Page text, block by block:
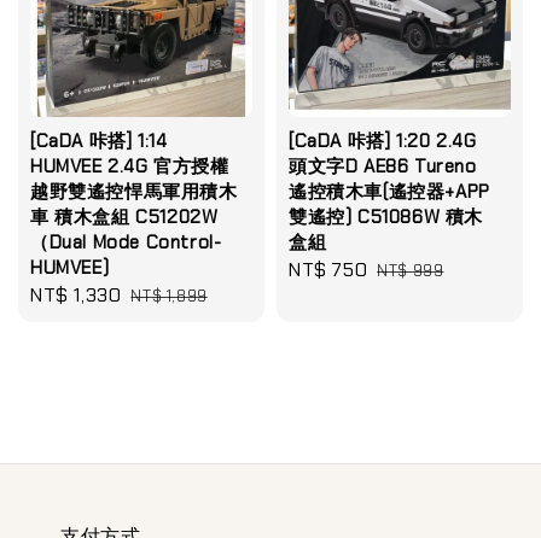
[CaDA 咔搭] 1:14
HUMVEE 2.4G 官方授權
越野雙遙控悍馬軍用積木
車 積木盒組 C51202W
（Dual Mode Control-
HUMVEE)
Sale
NT$ 1,330 Regular
NT$ 1,899
[CaDA 咔搭] 1:20 2.4G
頭文字D AE86 Tureno
遙控積木車(遙控器+APP
雙遙控) C51086W 積木
盒組
Sale
NT$ 750 Regular
NT$ 999